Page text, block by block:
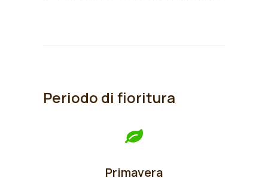
Periodo di fioritura
Primavera